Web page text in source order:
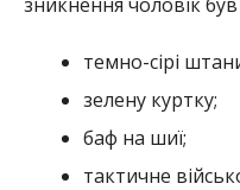
темно-сірі
зелену куртку;
баф на шиї;
тактичне